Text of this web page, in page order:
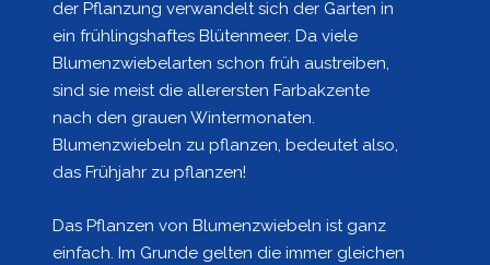
der Pflanzung verwandelt sich der Garten in
ein frühlingshaftes Blütenmeer. Da viele
Blumenzwiebelarten schon früh austreiben,
sind sie meist die allerersten Farbakzente
nach den grauen Wintermonaten.
Blumenzwiebeln zu pflanzen, bedeutet also,
das Frühjahr zu pflanzen!
Das Pflanzen von Blumenzwiebeln ist ganz
einfach. Im Grunde gelten die immer gleichen